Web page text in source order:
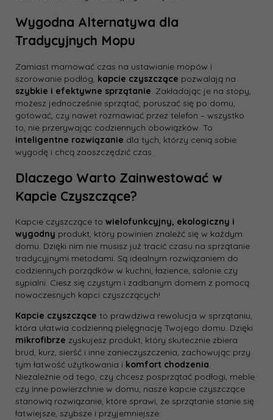
Wygodna Alternatywa dla
Tradycyjnych Mopu
Zamiast marnować czas na ustawianie mopów i
szorowanie podłóg, kapcie czyszczące pozwalają na
szybkie i efektywne sprzątanie. Zakładając je na stopy,
możesz jednocześnie sprzątać, poruszać się po domu,
gotować, czy nawet rozmawiać przez telefon – wszystko
to, nie przerywając codziennych obowiązków. To
inteligentne rozwiązanie dla tych, którzy cenią sobie
wygodę i chcą zaoszczędzić czas.
Dlaczego Warto Zainwestować w
Kapcie Czyszczące?
Kapcie czyszczące to wielofunkcyjny, ekologiczny i
wygodny produkt, który powinien znaleźć się w każdym
domu. Dzięki nim nie musisz już tracić czasu na sprzątanie
tradycyjnymi metodami. Są idealnym rozwiązaniem do
codziennych porządków w kuchni, łazience, salonie czy
sypialni. Ciesz się czystym i zadbanym domem z pomocą
nowoczesnych kapci czyszczących!
Kapcie czyszczące to prawdziwa rewolucja w sprzątaniu,
która ułatwia codzienną pielęgnację Twojego domu. Dzięki
mikrofibrze zyskujesz produkt, który skutecznie zbiera
brud, kurz, sierść i inne zanieczyszczenia, zachowując przy
tym łatwość użytkowania i komfort chodzenia.
Niezależnie od tego, czy chcesz posprzątać podłogi, meble
czy inne powierzchnie w domu, nasze kapcie czyszczące
stanowią rozwiązanie, które sprawi, że sprzątanie stanie się
łatwiejsze, szybsze i przyjemniejsze.